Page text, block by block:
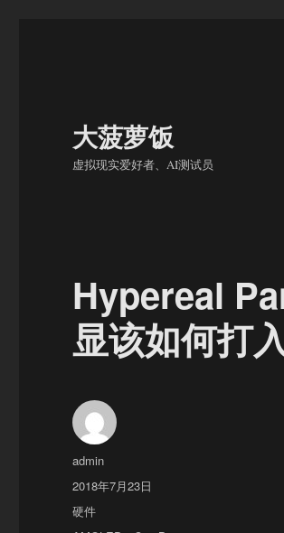
大菠萝饭
虚拟现实爱好者、AI测试员
Hypereal
显该如何打
作
者
admin
发
布
于
2018年7月23日
分
类
硬件